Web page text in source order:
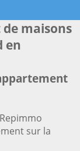
maisons
en
sur la